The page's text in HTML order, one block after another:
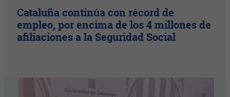
Cataluña continúa con récord de
empleo, por encima de los 4 millones de
afiliaciones a la Seguridad Social